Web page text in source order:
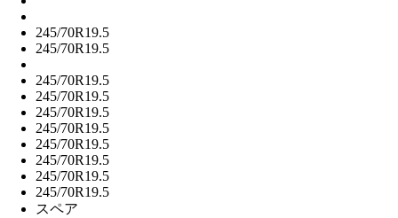
245/70R19.5
245/70R19.5
245/70R19.5
245/70R19.5
245/70R19.5
245/70R19.5
245/70R19.5
245/70R19.5
245/70R19.5
245/70R19.5
スペア